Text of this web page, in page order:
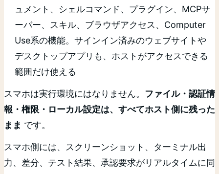
ュメント、シェルコマンド、プラグイン、MCPサ
ーバー、スキル、ブラウザアクセス、Computer
Use系の機能。サインイン済みのウェブサイトや
デスクトップアプリも、ホストがアクセスできる
範囲だけ使える
スマホは実行環境にはなりません。 ファイル・認証情
報・権限・ローカル設定は、すべてホスト側に残った
まま です。
スマホ側には、スクリーンショット、ターミナル出
力、差分、テスト結果、承認要求がリアルタイムに同